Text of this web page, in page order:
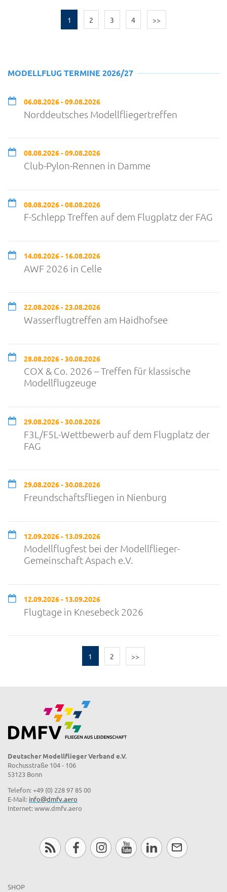
1 2 3 4 >>
MODELLFLUG TERMINE 2026/27
06.08.2026 - 09.08.2026
Norddeutsches Modellfliegertreffen
08.08.2026 - 09.08.2026
Club-Pylon-Rennen in Damme
08.08.2026 - 08.08.2026
F-Schlepp Treffen auf dem Flugplatz der FAG
14.08.2026 - 16.08.2026
AWF 2026 in Celle
22.08.2026 - 23.08.2026
Wasserflugtreffen am Haidhofsee
28.08.2026 - 30.08.2026
COX & Co. 2026 – Treffen für klassische
Modellflugzeuge
29.08.2026 - 30.08.2026
F3L/F5L-Wettbewerb auf dem Flugplatz der
FAG
29.08.2026 - 30.08.2026
Freundschaftsfliegen in Nienburg
12.09.2026 - 13.09.2026
Modellflugfest bei der Modellflieger-
Gemeinschaft Aspach e.V.
12.09.2026 - 13.09.2026
Flugtage in Knesebeck 2026
1 2 >>
Deutscher Modellflieger Verband e.V.
Rochusstraße 104 - 106
53123 Bonn
Telefon: +49 (0) 228 97 85 00
E-Mail: info@dmfv.aero
Internet: www.dmfv.aero
SHOP